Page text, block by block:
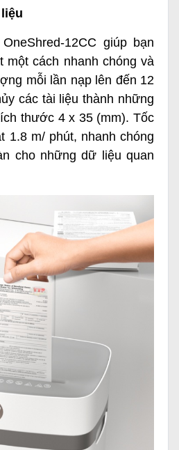
12CC giúp bạn
một cách nhanh chóng và
mỗi lần nạp lên đến 12
các tài liệu thành những
thước 4 x 35 (mm). Tốc
1.8 m/ phút, nhanh chóng
cho những dữ liệu quan